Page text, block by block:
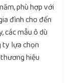
phù hợp với
đình cho đến
các mẫu ô dù
ty lựa chọn
hiệu